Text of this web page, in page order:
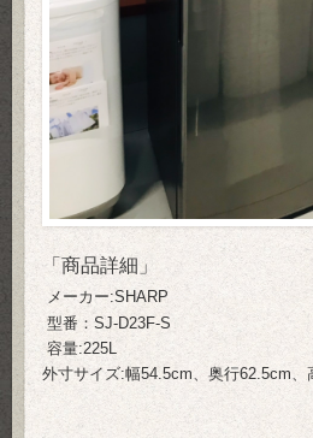
「商品詳細」
メーカー:SHARP
型番：SJ-D23F-S
容量:225L
外寸サイズ:幅54.5cm、奥行62.5cm、